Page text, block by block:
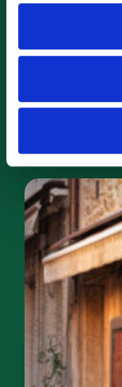
la fedeltà
costi, il
canali digitali
barriera
è molto più